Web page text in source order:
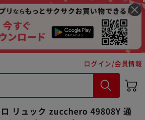
ログイン/会員情報
リュック zucchero 49808Y 通
い
購入手続きへ